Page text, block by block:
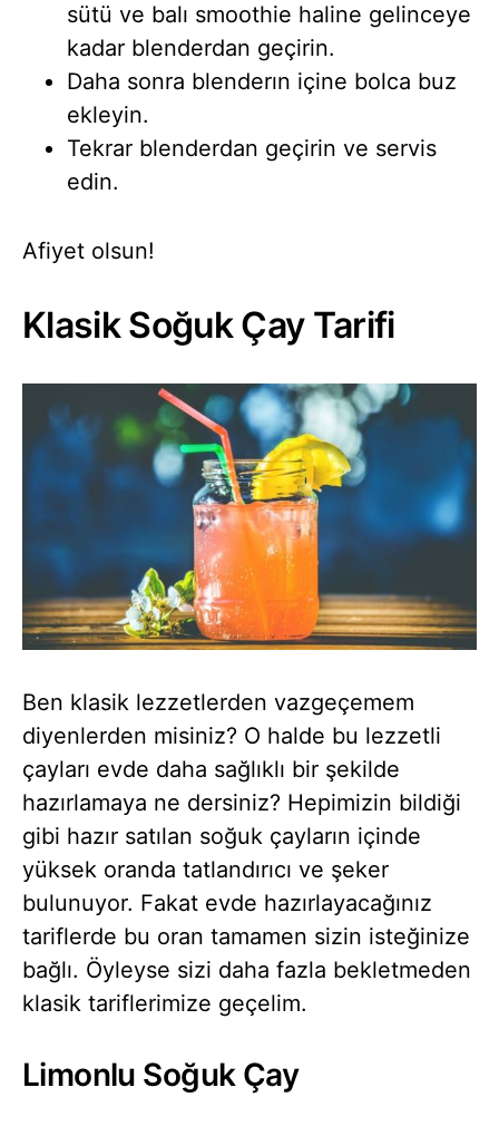
sütü ve balı smoothie haline gelinceye
kadar blenderdan geçirin.
Daha sonra blenderın içine bolca buz
ekleyin.
Tekrar blenderdan geçirin ve servis
edin.
Afiyet olsun!
Klasik Soğuk Çay Tarifi
Ben klasik lezzetlerden vazgeçemem
diyenlerden misiniz? O halde bu lezzetli
çayları evde daha sağlıklı bir şekilde
hazırlamaya ne dersiniz? Hepimizin bildiği
gibi hazır satılan soğuk çayların içinde
yüksek oranda tatlandırıcı ve şeker
bulunuyor. Fakat evde hazırlayacağınız
tariflerde bu oran tamamen sizin isteğinize
bağlı. Öyleyse sizi daha fazla bekletmeden
klasik tariflerimize geçelim.
Limonlu Soğuk Çay